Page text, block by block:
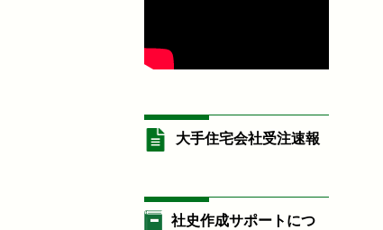
大手住宅会社受注速報
社史作成サポートにつ